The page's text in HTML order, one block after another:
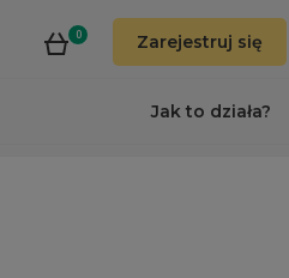
0 Zarejestruj się
Jak to działa?